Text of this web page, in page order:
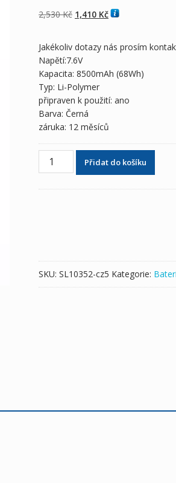
hodnocení
zákazníků
2,530Kč Původní
2,530 Kč
1,410 KčAktuální
1,410 Kč
Jakékoliv dotazy nás prosím
Napětí:7.6V
Kapacita: 8500mAh (68Wh)
Typ: Li-Polymer
připraven k použití: ano
Barva: Černá
záruka: 12 měsíců
Originální
baterie
Přidat do košíku
SKU: SL10352-cz5 Kategorie: